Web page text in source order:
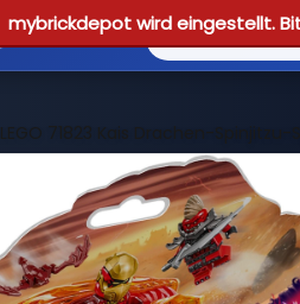
mybrickdepot wird eingestellt.
LEGO 71823 Kais Drachen-Spinjitzu-